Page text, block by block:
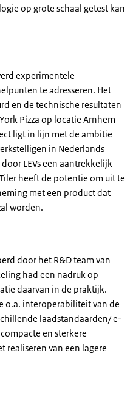
op grote schaal getest kan
experimentele
te adresseren. Het
en de technische resultaten
Pizza op locatie Arnhem
ligt in lijn met de ambitie
in Nederlands
LEVs een aantrekkelijk
heeft de potentie om uit te
met een product dat
worden.
door het R&D team van
had een nadruk op
daarvan in de praktijk.
o.a. interoperabiliteit van de
laadstandaarden/ e-
en sterkere
realiseren van een lagere